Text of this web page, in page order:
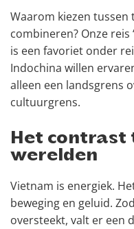
Waarom kiezen tussen
combineren? Onze reis
is een favoriet onder
Indochina willen
alleen een landsgrens
cultuurgrens.
Het contrast
werelden
Vietnam is energiek.
beweging en geluid.
oversteekt, valt er een